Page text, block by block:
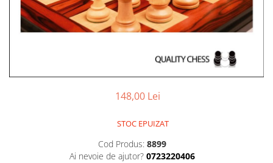
Piese De Sah Tematice Din Plastic
Piese Din Lemn
Piese Sah Tematice Din Metal
148,00 Lei
STOC EPUIZAT
Cod Produs: 8899
Ai nevoie de ajutor? 0723220406